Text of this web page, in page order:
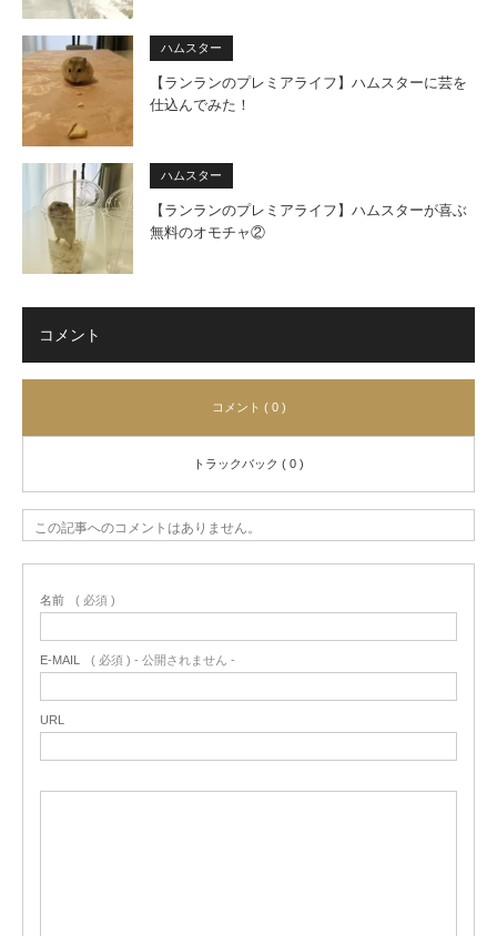
ハムスター
【ランランのプレミアライフ】ハムスターに芸を
仕込んでみた！
ハムスター
【ランランのプレミアライフ】ハムスターが喜ぶ
無料のオモチャ②
コメント
コメント ( 0 )
トラックバック ( 0 )
この記事へのコメントはありません。
名前 ( 必須 )
E-MAIL ( 必須 ) - 公開されません -
URL